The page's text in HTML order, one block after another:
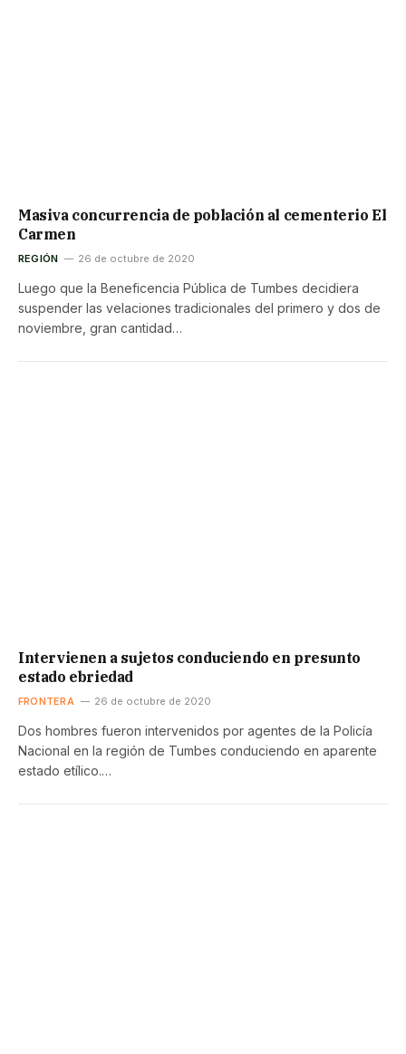
Masiva concurrencia de población al cementerio El
Carmen
REGIÓN 26 de octubre de 2020
Luego que la Beneficencia Pública de Tumbes decidiera
suspender las velaciones tradicionales del primero y dos de
noviembre, gran cantidad…
Intervienen a sujetos conduciendo en presunto
estado ebriedad
FRONTERA 26 de octubre de 2020
Dos hombres fueron intervenidos por agentes de la Policía
Nacional en la región de Tumbes conduciendo en aparente
estado etílico.…